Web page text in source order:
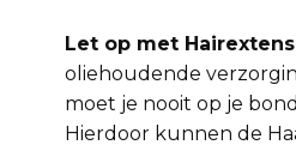
Let op met
oliehoudende
moet je nooit op je
Hierdoor kunnen de